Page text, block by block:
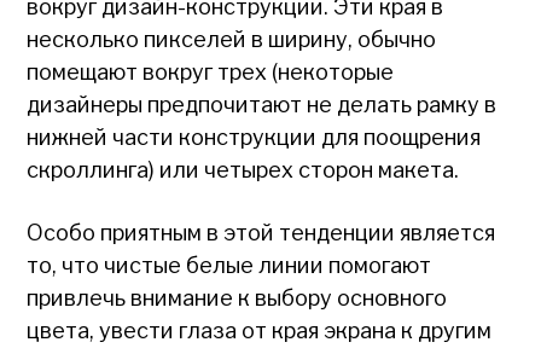
вокруг дизайн-конструкции. Эти края в
несколько пикселей в ширину, обычно
помещают вокруг трех (некоторые
дизайнеры предпочитают не делать рамку в
нижней части конструкции для поощрения
скроллинга) или четырех сторон макета.
Особо приятным в этой тенденции является
то, что чистые белые линии помогают
привлечь внимание к выбору основного
цвета, увести глаза от края экрана к другим